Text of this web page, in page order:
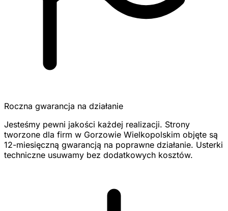
Roczna gwarancja na działanie
Jesteśmy pewni jakości każdej realizacji. Strony
tworzone dla firm w Gorzowie Wielkopolskim objęte są
12-miesięczną gwarancją na poprawne działanie. Usterki
techniczne usuwamy bez dodatkowych kosztów.